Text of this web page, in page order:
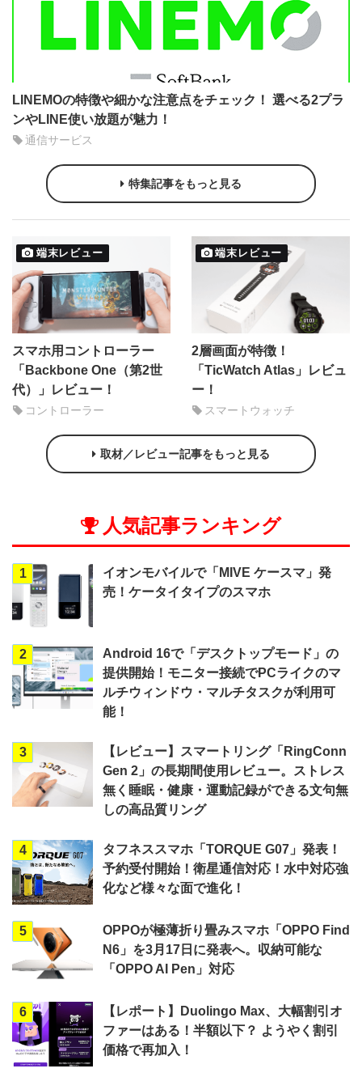
LINEMOの特徴や細かな注意点をチェック！ 選べる2プラ
ンやLINE使い放題が魅力！
通信サービス
特集記事をもっと見る
端末レビュー
スマホ用コントローラー
「Backbone One（第2世
代）」レビュー！
コントローラー
端末レビュー
2層画面が特徴！
「TicWatch Atlas」レビュ
ー！
スマートウォッチ
取材／レビュー記事をもっと見る
人気記事ランキング
1
イオンモバイルで「MIVE ケースマ」発
売！ケータイタイプのスマホ
2
Android 16で「デスクトップモード」の
提供開始！モニター接続でPCライクのマ
ルチウィンドウ・マルチタスクが利用可
能！
3
【レビュー】スマートリング「RingConn
Gen 2」の長期間使用レビュー。ストレス
無く睡眠・健康・運動記録ができる文句無
しの高品質リング
4
タフネススマホ「TORQUE G07」発表！
予約受付開始！衛星通信対応！水中対応強
化など様々な面で進化！
5
OPPOが極薄折り畳みスマホ「OPPO Find
N6」を3月17日に発表へ。収納可能な
「OPPO AI Pen」対応
6
【レポート】Duolingo Max、大幅割引オ
ファーはある！半額以下？ ようやく割引
価格で再加入！